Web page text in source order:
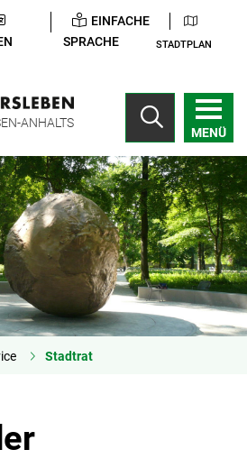
EINFACHE
SPRACHE
STADTPLAN
ANHALTS
MENÜ
Stadtrat